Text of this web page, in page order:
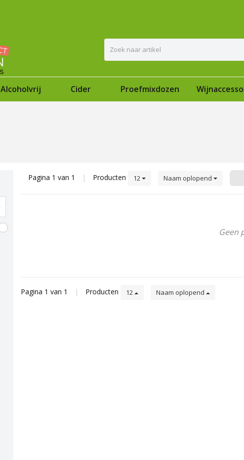
Alcoholvrij Cider Proefmixdozen
Pagina 1 van 1 | Producten 12 Naam oplopend
Geen
Pagina 1 van 1 | Producten 12 Naam oplopend